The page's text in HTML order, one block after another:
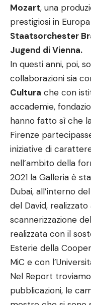
Mozart, una
prestigiosi in
Staatsorchester
Jugend di Vienna.
In questi anni, poi,
collaborazioni sia
Cultura che con
accademie,
hanno fatto sì che
Firenze
iniziative di
nell’ambito della
2021 la Galleria è
Dubai, all’interno
del David,
scannerizzazione
realizzata con il
Esterie della
MiC e con
Nel Report
pubblicazioni, le